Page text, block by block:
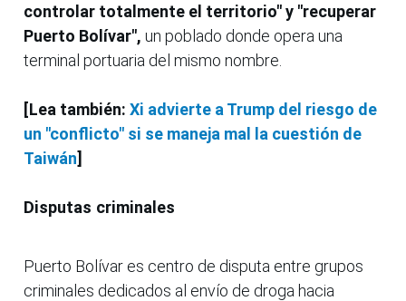
controlar totalmente el territorio" y "recuperar
Puerto Bolívar", un poblado donde opera una
terminal portuaria del mismo nombre.
[Lea también: Xi advierte a Trump del riesgo de
un "conflicto" si se maneja mal la cuestión de
Taiwán]
Disputas criminales
Puerto Bolívar es centro de disputa entre grupos
criminales dedicados al envío de droga hacia